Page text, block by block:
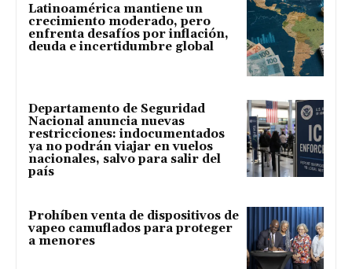
Latinoamérica mantiene un
crecimiento moderado, pero
enfrenta desafíos por inflación,
deuda e incertidumbre global
Departamento de Seguridad
Nacional anuncia nuevas
restricciones: indocumentados
ya no podrán viajar en vuelos
nacionales, salvo para salir del
país
Prohíben venta de dispositivos de
vapeo camuflados para proteger
a menores